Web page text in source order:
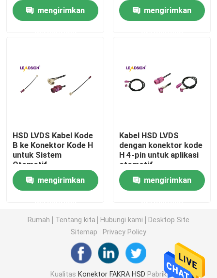
Konektor Mini FAKRA
Kabel Ekstensi FAKRA
Kabel Koaksial FAKRA
Kabel HSD LVDS
mengirimkan
mengirimkan
HSD LVDS Kabel Kode
B ke Konektor Kode H
untuk Sistem
Otomotif
mengirimkan
Kabel HSD LVDS
dengan konektor kode
H 4-pin untuk aplikasi
otomotif
mengirimkan
Rumah Tentang kita Hubungi kami
Desktop Site
Sitemap
Privacy Policy
Kualitas Konektor FAKRA HSD Pabrik